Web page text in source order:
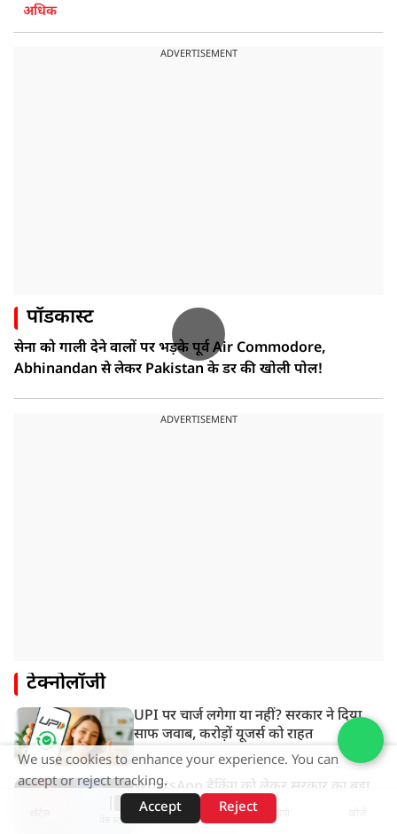
अधिक
ADVERTISEMENT
पॉडकास्ट
सेना को गाली देने वालों पर भड़के पूर्व Air Commodore,
Abhinandan से लेकर Pakistan के डर की खोली पोल!
ADVERTISEMENT
टेक्नोलॉजी
UPI पर चार्ज लगेगा या नहीं? सरकार ने दिया
साफ जवाब, करोड़ों यूजर्स को राहत
WhatsApp हैकिंग को लेकर सरकार का बड़ा
अलर्ट, 10,000 से ज्यादा भारतीयों को साइबर
हमले से बचाया गया
वेब स्टोरीज़
We use cookies to enhance your experience. You can
accept or reject tracking.
Accept
Reject